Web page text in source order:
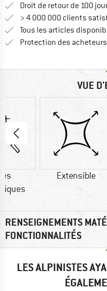
Droit de retour de 100
> 4 000 000 clients
Tous les articles
Protection des
VUE
Extensible
RENSEIGNEMENTS
FONCTIONNALITÉS
LES ALPINISTES